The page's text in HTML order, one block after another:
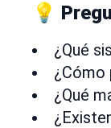
💡
¿Qué
¿Cómo
¿Qué